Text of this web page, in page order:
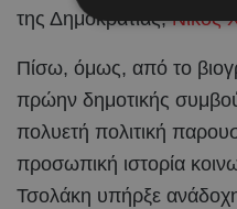
της Δημοκρατίας,Νίκος
Πίσω, όμως, από το
πρώην δημοτικής
πολυετή πολιτική
προσωπική ιστορία
Τσολάκη υπήρξε ανάδοχη